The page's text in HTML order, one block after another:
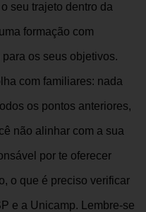
seu trajeto dentro da
formação com
os seus objetivos.
com familiares: nada
os pontos anteriores,
não alinhar com a sua
por te oferecer
o que é preciso verificar
e a Unicamp. Lembre-se